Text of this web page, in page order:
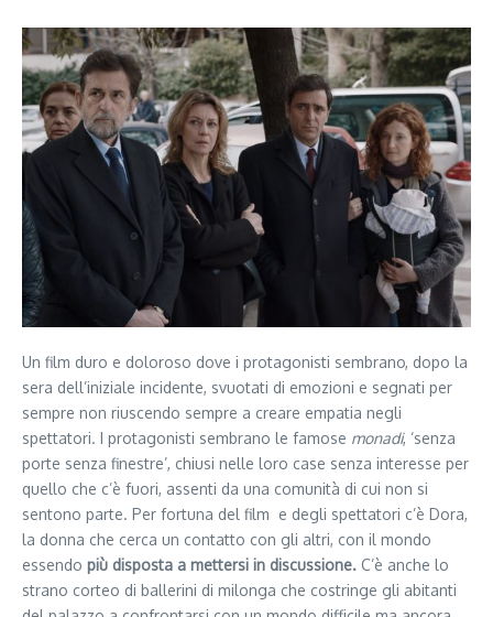
Un film duro e doloroso dove i protagonisti sembrano, dopo la
sera dell’iniziale incidente, svuotati di emozioni e segnati per
sempre non riuscendo sempre a creare empatia negli
spettatori. I protagonisti sembrano le famose monadi, ‘senza
porte senza finestre’, chiusi nelle loro case senza interesse per
quello che c’è fuori, assenti da una comunità di cui non si
sentono parte. Per fortuna del film e degli spettatori c’è Dora,
la donna che cerca un contatto con gli altri, con il mondo
essendo più disposta a mettersi in discussione. C’è anche lo
strano corteo di ballerini di milonga che costringe gli abitanti